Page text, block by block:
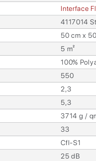
In­ter­face
4117014
50 cm x
5 m²
100%
550
2,3
5,3
3714 g /
33
Cfl-S1
25 dB